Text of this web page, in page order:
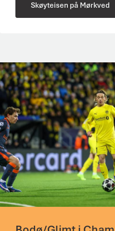
Skøyteisen på Mørkved